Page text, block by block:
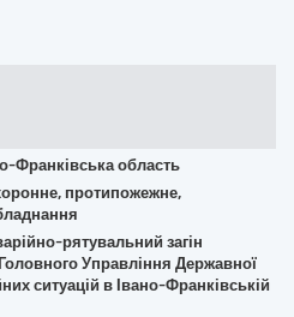
Франківська область
протипожежне,
рятувальний загін
Управління Державної
ситуацій в Івано-Франківській